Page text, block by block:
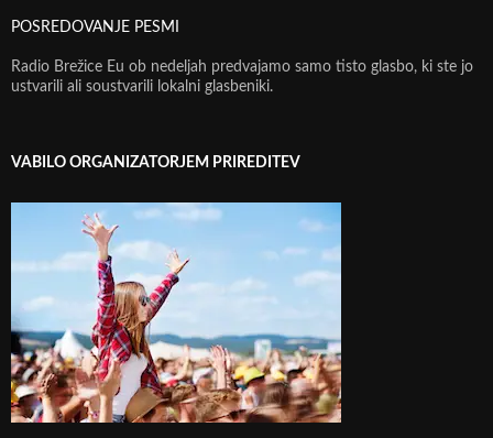
POSREDOVANJE PESMI
Radio Brežice Eu ob nedeljah predvajamo samo tisto glasbo, ki ste jo
ustvarili ali soustvarili lokalni glasbeniki.
VABILO ORGANIZATORJEM PRIREDITEV